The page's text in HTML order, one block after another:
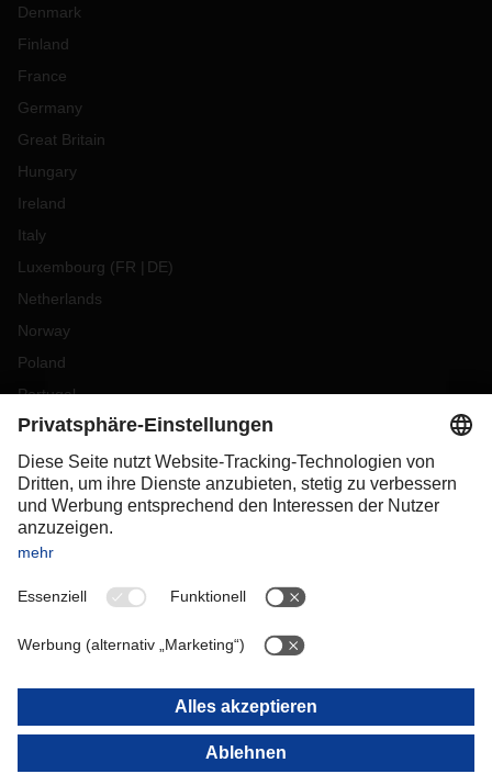
Denmark
Finland
France
Germany
Great Britain
Hungary
Ireland
Italy
Luxembourg (FR DE)
Netherlands
Norway
Poland
Portugal
Romania
Slovakia
Spain
Sweden
Switzerland
OCEANIA